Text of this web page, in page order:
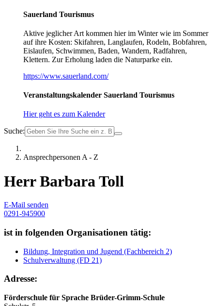
Sauerland Tourismus
Aktive jeglicher Art kommen hier im Winter wie im Sommer
auf ihre Kosten: Skifahren, Langlaufen, Rodeln, Bobfahren,
Eislaufen, Schwimmen, Baden, Wandern, Radfahren,
Klettern. Zur Erholung laden die Naturparke ein.
https://www.sauerland.com/
Veranstaltungskalender Sauerland Tourismus
Hier geht es zum Kalender
Suche:
Ansprechpersonen A - Z
Herr Barbara Toll
E-Mail senden
0291-945900
ist in folgenden Organisationen tätig:
Bildung, Integration und Jugend (Fachbereich 2)
Schulverwaltung (FD 21)
Adresse:
Förderschule für Sprache Brüder-Grimm-Schule